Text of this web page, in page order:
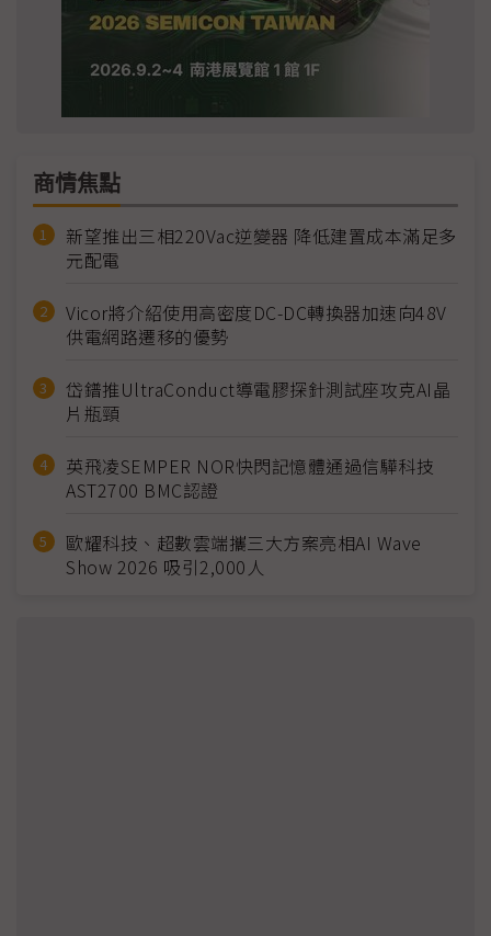
商情焦點
新望推出三相220Vac逆變器 降低建置成本滿足多
元配電
Vicor將介紹使用高密度DC-DC轉換器加速向48V
供電網路遷移的優勢
岱鐠推UltraConduct導電膠探針測試座攻克AI晶
片瓶頸
英飛凌SEMPER NOR快閃記憶體通過信驊科技
AST2700 BMC認證
歐耀科技、超數雲端攜三大方案亮相AI Wave
Show 2026 吸引2,000人